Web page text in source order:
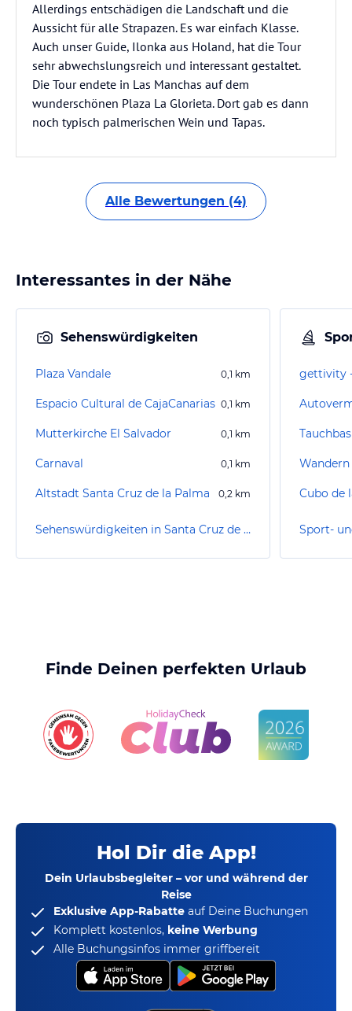
Allerdings entschädigen die Landschaft und die
Aussicht für alle Strapazen. Es war einfach Klasse.
Auch unser Guide, Ilonka aus Holand, hat die Tour
sehr abwechslungsreich und interessant gestaltet.
Die Tour endete in Las Manchas auf dem
wunderschönen Plaza La Glorieta. Dort gab es dann
noch typisch palmerischen Wein und Tapas.
Alle Bewertungen (4)
Interessantes in der Nähe
Sehenswürdigkeiten
Plaza Vandale 0,1 km
Espacio Cultural de CajaCanarias 0,1 km
Mutterkirche El Salvador 0,1 km
Carnaval 0,1 km
Altstadt Santa Cruz de la Palma 0,2 km
Sehenswürdigkeiten in Santa Cruz de la Palma
Cubo de
Finde Deinen perfekten Urlaub
Hol Dir die App!
Dein Urlaubsbegleiter – vor und während der
Reise
Exklusive App-Rabatte auf Deine Buchungen
Komplett kostenlos, keine Werbung
Alle Buchungsinfos immer griffbereit